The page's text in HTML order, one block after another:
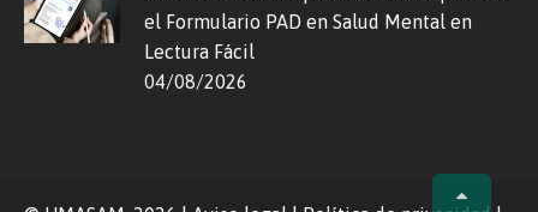
el Formulario PAD en Salud Mental en
Lectura Fácil
04/08/2026